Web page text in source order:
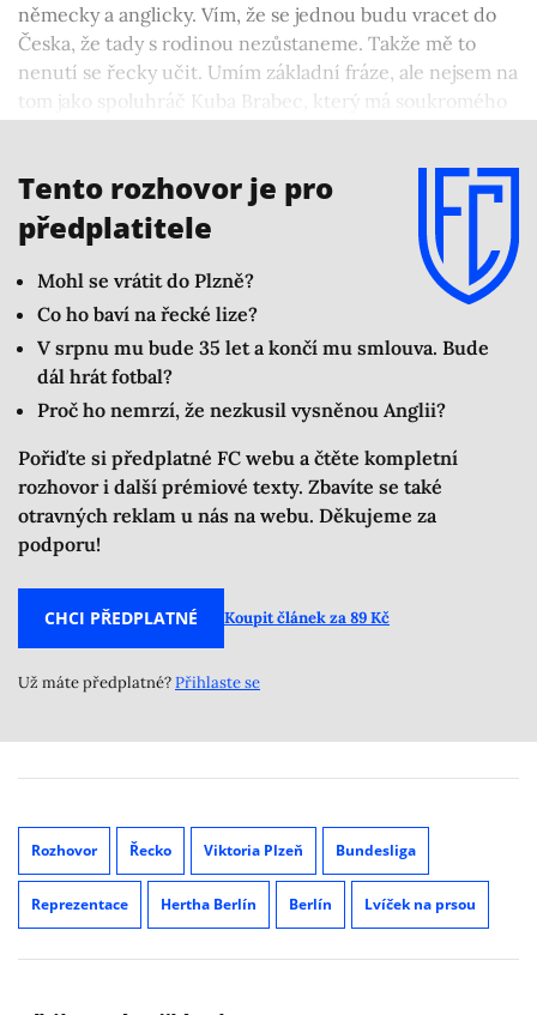
německy a anglicky. Vím, že se jednou budu vracet do
Česka, že tady s rodinou nezůstaneme. Takže mě to
nenutí se řecky učit. Umím základní fráze, ale nejsem na
tom jako spoluhráč Kuba Brabec, který má soukromého
Tento rozhovor je pro
předplatitele
Mohl se vrátit do Plzně?
Co ho baví na řecké lize?
V srpnu mu bude 35 let a končí mu smlouva. Bude
dál hrát fotbal?
Proč ho nemrzí, že nezkusil vysněnou Anglii?
Pořiďte si předplatné FC webu a čtěte kompletní
rozhovor i další prémiové texty. Zbavíte se také
otravných reklam u nás na webu. Děkujeme za
podporu!
CHCI PŘEDPLATNÉ Koupit článek za 89 Kč
Už máte předplatné?Přihlaste se
Rozhovor Řecko Viktoria Plzeň Bundesliga
Reprezentace Hertha Berlín Berlín Lvíček na prsou